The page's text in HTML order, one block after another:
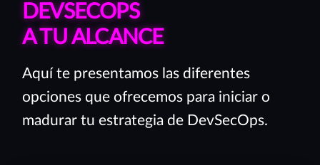
DEVSECOPS
A TU ALCANCE
Aquí te presentamos las diferentes
opciones que ofrecemos para iniciar o
madurar tu estrategia de DevSecOps.